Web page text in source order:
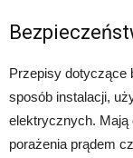
Przepisy dotyczące
sposób instalacji,
elektrycznych. Mają
porażenia prądem